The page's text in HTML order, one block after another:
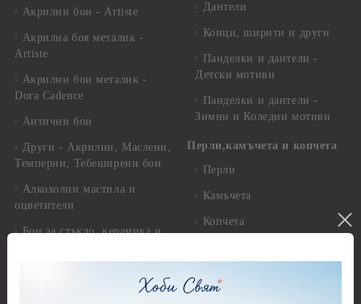
Акрилни бои - Artiste
Акрилна боя металик -
Artiste
Акрилни бои металик -
Dora Cadence
Антични бои
Други - Акрилни, Маслени,
Темперни, Тебеширени бои
Алкохолни мастила и
оцветители
Бои за стъкло, керамика и
Дантели
Конци, ширити и други
Панделки и дантели -
Детски мотиви
Панделки и дантели -
Зимни и Коледни мотиви
Перли,камъчета и копчета
Перли
Камъчета
Копчета
ръкохватки